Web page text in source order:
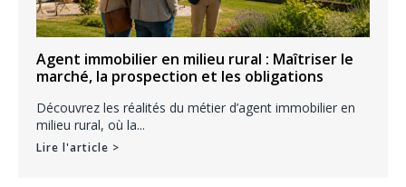
Agent immobilier en milieu rural : Maîtriser le
marché, la prospection et les obligations
Découvrez les réalités du métier d’agent immobilier en
milieu rural, où la...
Lire l'article >